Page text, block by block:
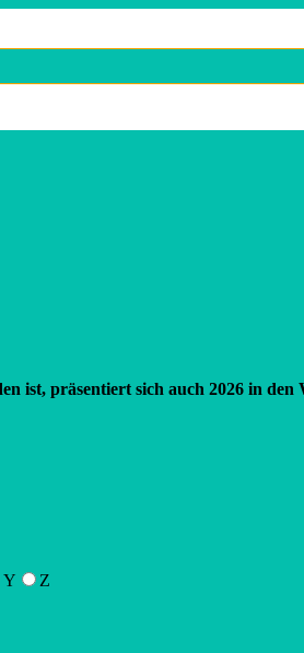
ist, präsentiert sich auch 2026 in den
Y
Z